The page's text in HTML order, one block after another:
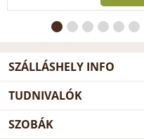
SZÁLLÁSHELY INFO
TUDNIVALÓK
SZOBÁK